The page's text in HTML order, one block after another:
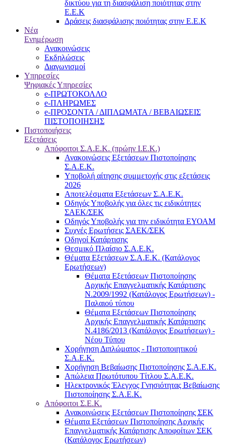
δικτύου για τη διασφάλιση ποιότητας στην
Ε.Ε.Κ
Δράσεις διασφάλισης ποιότητας στην Ε.Ε.Κ
Νέα
Ενημέρωση
Ανακοινώσεις
Εκδηλώσεις
Διαγωνισμοί
Υπηρεσίες
Ψηφιακές Υπηρεσίες
e-ΠΡΩΤΟΚΟΛΛΟ
e-ΠΛΗΡΩΜΕΣ
e-ΠΡΟΣΟΝΤΑ / ΔΙΠΛΩΜΑΤΑ / ΒΕΒΑΙΩΣΕΙΣ
ΠΙΣΤΟΠΟΙΗΣΗΣ
Πιστοποιήσεις
Εξετάσεις
Απόφοιτοι Σ.Α.Ε.Κ. (πρώην Ι.Ε.Κ.)
Ανακοινώσεις Εξετάσεων Πιστοποίησης
Σ.Α.Ε.Κ.
Υποβολή αίτησης συμμετοχής στις εξετάσεις
2026
Αποτελέσματα Εξετάσεων Σ.Α.Ε.Κ.
Οδηγός Υποβολής για όλες τις ειδικότητες
ΣΑΕΚ/ΣΕΚ
Οδηγός Υποβολής για την ειδικότητα ΕΥΟΑΜ
Συχνές Ερωτήσεις ΣΑΕΚ/ΣΕΚ
Οδηγοί Κατάρτισης
Θεσμικό Πλαίσιο Σ.Α.Ε.Κ.
Θέματα Εξετάσεων Σ.Α.Ε.Κ. (Κατάλογος
Ερωτήσεων)
Θέματα Εξετάσεων Πιστοποίησης
Αρχικής Επαγγελματικής Κατάρτισης
Ν.2009/1992 (Κατάλογος Ερωτήσεων) -
Παλαιού τύπου
Θέματα Εξετάσεων Πιστοποίησης
Αρχικής Επαγγελματικής Κατάρτισης
Ν.4186/2013 (Κατάλογος Ερωτήσεων) -
Νέου Τύπου
Χορήγηση Διπλώματος - Πιστοποιητικού
Σ.Α.Ε.Κ.
Χορήγηση Βεβαίωσης Πιστοποίησης Σ.Α.Ε.Κ.
Απώλεια Πρωτότυπου Τίτλου Σ.Α.Ε.Κ.
Ηλεκτρονικός Έλεγχος Γνησιότητας Βεβαίωσης
Πιστοποίησης Σ.Α.Ε.Κ.
Απόφοιτοι Σ.Ε.Κ.
Ανακοινώσεις Εξετάσεων Πιστοποίησης ΣΕΚ
Θέματα Εξετάσεων Πιστοποίησης Αρχικής
Επαγγελματικής Κατάρτισης Αποφοίτων ΣΕΚ
(Κατάλογος Ερωτήσεων)